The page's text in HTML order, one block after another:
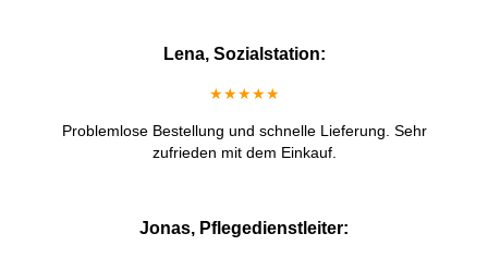
Lena, Sozialstation:
★★★★★
Problemlose Bestellung und schnelle Lieferung. Sehr
zufrieden mit dem Einkauf.
Jonas, Pflegedienstleiter: